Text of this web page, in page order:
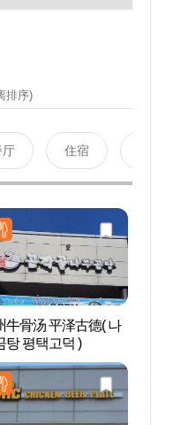
排序)
厅 住宿
牛骨汤 平泽古德( 나
탕 평택고덕 )